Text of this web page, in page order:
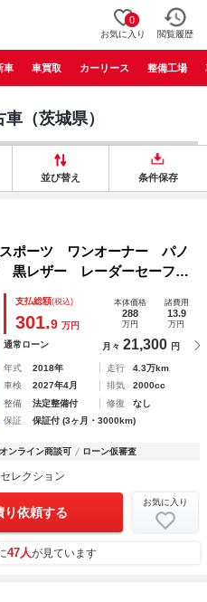
0
お気に入り 閲覧履歴
車 車買取 カーリース 整備工場
（茨城県）
並び替え 条件保存
ポーツ ワンオーナー パノ
黒レザー レーダーセーフテ
ビ ＨＵＤ ３６０°カメラ
バランスＰ ヒーター＆ベン
支払総額(税込)
301.9 万円
本体価格
288
万円
諸費用
13.9
万円
通常ローン 月々 21,300 円
年式 2018年 走行
4.3万km
車検
2027年4月 排気
2000cc
整備
法定整備付 修復
なし
保証
保証付 (3ヶ月・3000km)
オンライン商談可 ローン仮審査
レクション
り依頼する
お気に入り
47人が見ています